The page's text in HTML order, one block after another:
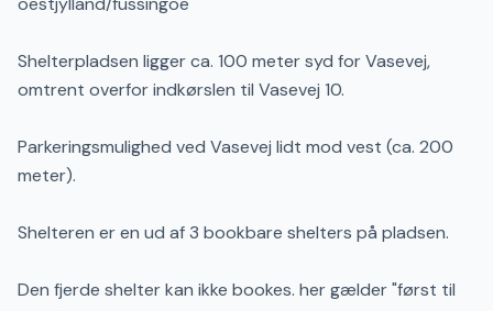
Shelterpladsen ligger ca. 100 meter syd for Vasevej,
omtrent overfor indkørslen til Vasevej 10.
Parkeringsmulighed ved Vasevej lidt mod vest (ca. 200
meter).
Shelteren er en ud af 3 bookbare shelters på pladsen.
Den fjerde shelter kan ikke bookes. her gælder "først til